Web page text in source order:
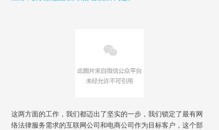
这两方面的工作，我们都迈出了坚实的一步，我们锁定了最有网
络法律服务需求的互联网公司和电商公司作为目标客户，这个部